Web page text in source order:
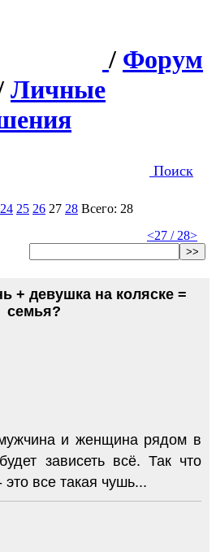
/ Форум
Личные
Поиск
24 25 26 27 28 Всего: 28
<27 / 28>
>>
+ девушка на коляске =
семья?
и женщина рядом в
зависеть всё. Так что
это все такая чушь...